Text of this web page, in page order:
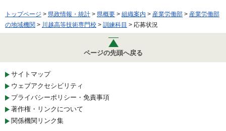
トップページ > 県政情報・統計 > 県概要 > 組織案内 > 産業労働部 > 産業労働部
の地域機関 > 川越高等技術専門校 > 訓練科目 > 応募状況
ページの先頭へ戻る
サイトマップ
ウェブアクセシビリティ
プライバシーポリシー・免責事項
著作権・リンクについて
関係機関リンク集